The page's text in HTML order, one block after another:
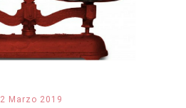
2 Marzo 2019